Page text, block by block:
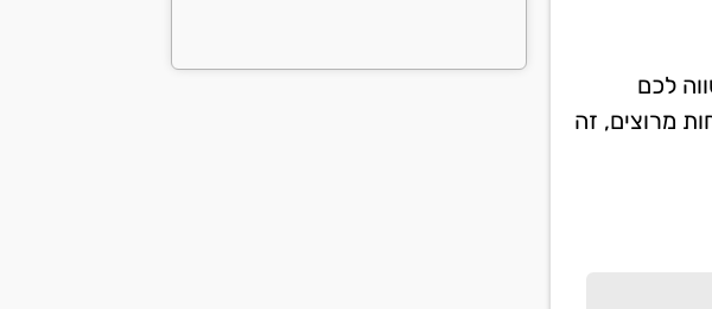
לכם
לוואי ואלפי לקוחות מרוצים, זה